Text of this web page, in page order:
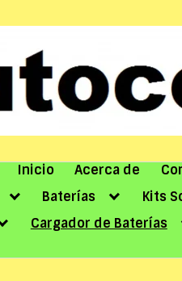
Inicio Acerca de
Baterías Kits
Cargador de Baterías